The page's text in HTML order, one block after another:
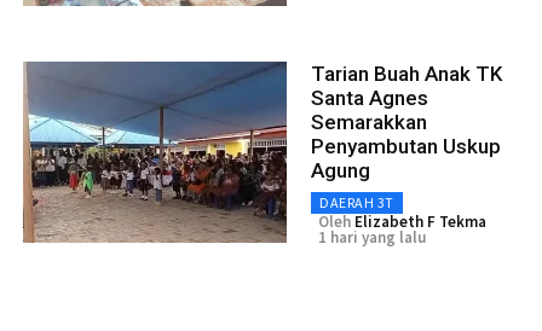
Tarian Buah Anak TK
Santa Agnes
Semarakkan
Penyambutan Uskup
Agung
DAERAH 3T
Oleh Elizabeth F Tekma
1 hari yang lalu